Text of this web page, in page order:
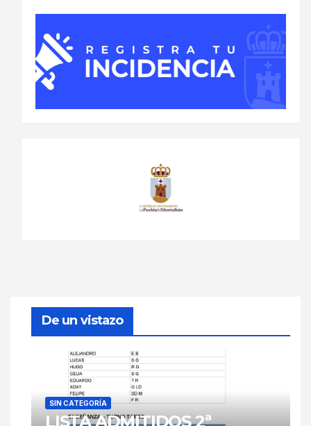
De un vistazo
SIN CATEGORÍA
LISTA ADMITIDOS 2ª